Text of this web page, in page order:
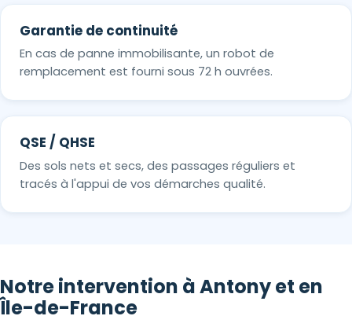
Garantie de continuité
En cas de panne immobilisante, un robot de
remplacement est fourni sous 72 h ouvrées.
QSE / QHSE
Des sols nets et secs, des passages réguliers et
tracés à l'appui de vos démarches qualité.
Notre intervention à Antony et en
Île-de-France